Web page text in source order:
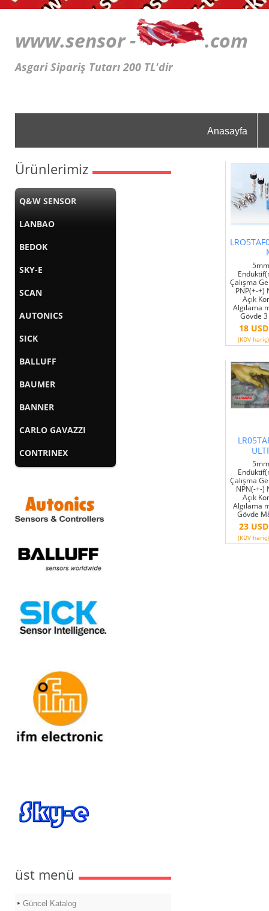
www.sensor -
Asgari Sipariş Tutarı 200 TL'dir
Anasayfa
Ürünlerimiz
Q&W SENSOR
LANBAO
BEDOK
SKY-E
SCAN
AUTONICS
SICK
BALLUFF
BAUMER
BANNER
CARLO GAVAZZI
CONTRINEX
üst menü
Güncel Katalog
Çalışma
PNP(+-+)
Açık
Algılama
Gövde
18 USD
(KDV hariç)
Çalışma
NPN(-+-)
Açık
Algılama
Gövde
23 USD
(KDV hariç)